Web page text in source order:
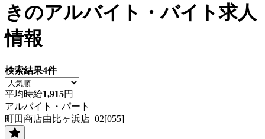
きのアルバイト・バイト求人
情報
検索結果4件
平均時給1,915円
アルバイト・パート
町田商店由比ヶ浜店_02[055]